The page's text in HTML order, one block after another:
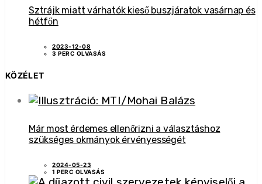
Sztrájk miatt várhatók kieső buszjáratok vasárnap és
hétfőn
2023-12-08
3 PERC OLVASÁS
KÖZÉLET
Már most érdemes ellenőrizni a választáshoz
szükséges okmányok érvényességét
2024-05-23
1 PERC OLVASÁS